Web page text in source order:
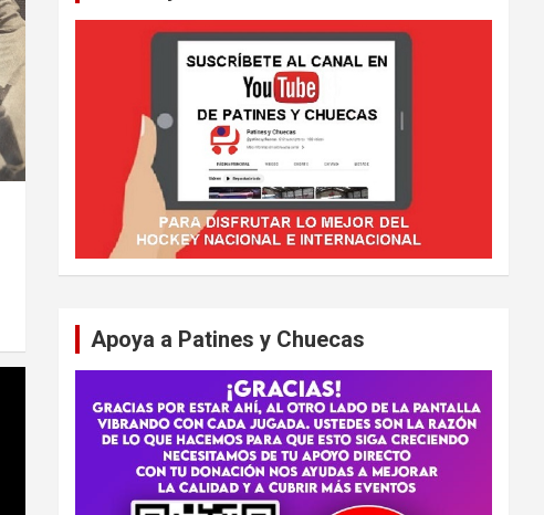
Apoya a Patines y Chuecas